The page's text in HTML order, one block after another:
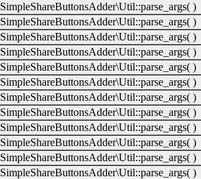
SimpleShareButtonsAdder\Util::parse_args( )
SimpleShareButtonsAdder\Util::parse_args( )
SimpleShareButtonsAdder\Util::parse_args( )
SimpleShareButtonsAdder\Util::parse_args( )
SimpleShareButtonsAdder\Util::parse_args( )
SimpleShareButtonsAdder\Util::parse_args( )
SimpleShareButtonsAdder\Util::parse_args( )
SimpleShareButtonsAdder\Util::parse_args( )
SimpleShareButtonsAdder\Util::parse_args( )
SimpleShareButtonsAdder\Util::parse_args( )
SimpleShareButtonsAdder\Util::parse_args( )
SimpleShareButtonsAdder\Util::parse_args( )